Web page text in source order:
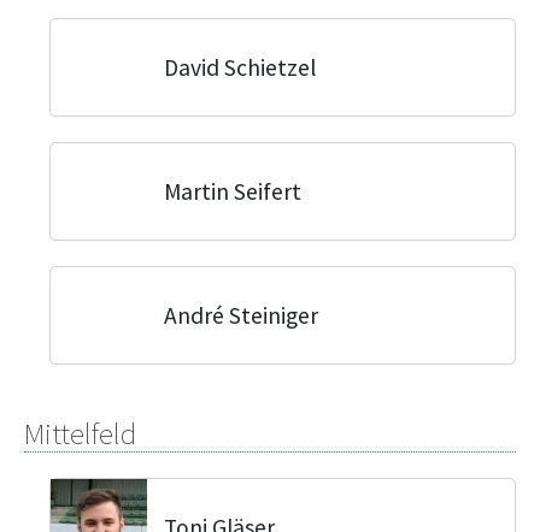
David Schietzel
Martin Seifert
André Steiniger
Mittelfeld